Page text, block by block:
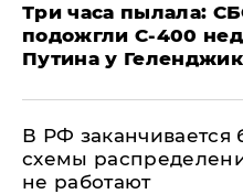
Три часа пылала:
подожгли С-400
Путина у
​В РФ заканчивается
схемы
не работают